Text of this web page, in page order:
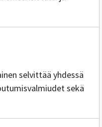
selvittää yhdessä
sekä